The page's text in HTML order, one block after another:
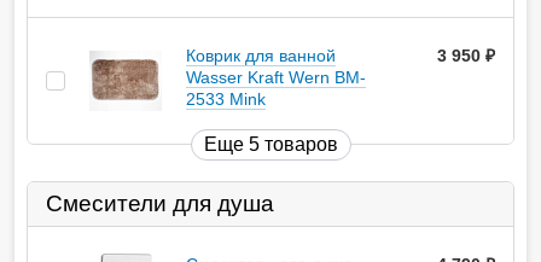
Коврик для ванной
Wasser Kraft Wern BM-
2533 Mink
3 950
Еще 5 товаров
Смесители для душа